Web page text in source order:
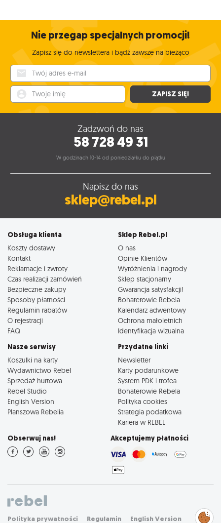
Nie przegap specjalnych promocji!
Zapisz się do newslettera i bądź zawsze na bieżąco
ZAPISZ SIĘ!
Zadzwoń do nas
58 728 49 31
W godzinach 10-14 od poniedziałku do piątku
Napisz do nas
sklep@rebel.pl
Obsługa klienta
Koszty dostawy
Kontakt
Reklamacje i zwroty
Czas realizacji zamówień
Bezpieczne zakupy
Sposoby płatności
Regulamin rabatów
O rejestracji
FAQ
Sklep Rebel.pl
O nas
Opinie Klientów
Wyróżnienia i nagrody
Sklep stacjonarny
Gwarancja satysfakcji!
Bohaterowie Rebela
Kalendarz adwentowy
Ochrona małoletnich
Identyfikacja wizualna
Nasze serwisy
Koszulki na karty
Wydawnictwo Rebel
Sprzedaż hurtowa
Rebel Studio
English Version
Planszowa Rebelia
Przydatne linki
Newsletter
Karty podarunkowe
System PDK i trofea
Bohaterowie Rebela
Polityka cookies
Strategia podatkowa
Kariera w REBEL
Obserwuj nas! Akceptujemy płatności
Polityka prywatności Regulamin English Version
Zarządzaj
preferencjami
cookies